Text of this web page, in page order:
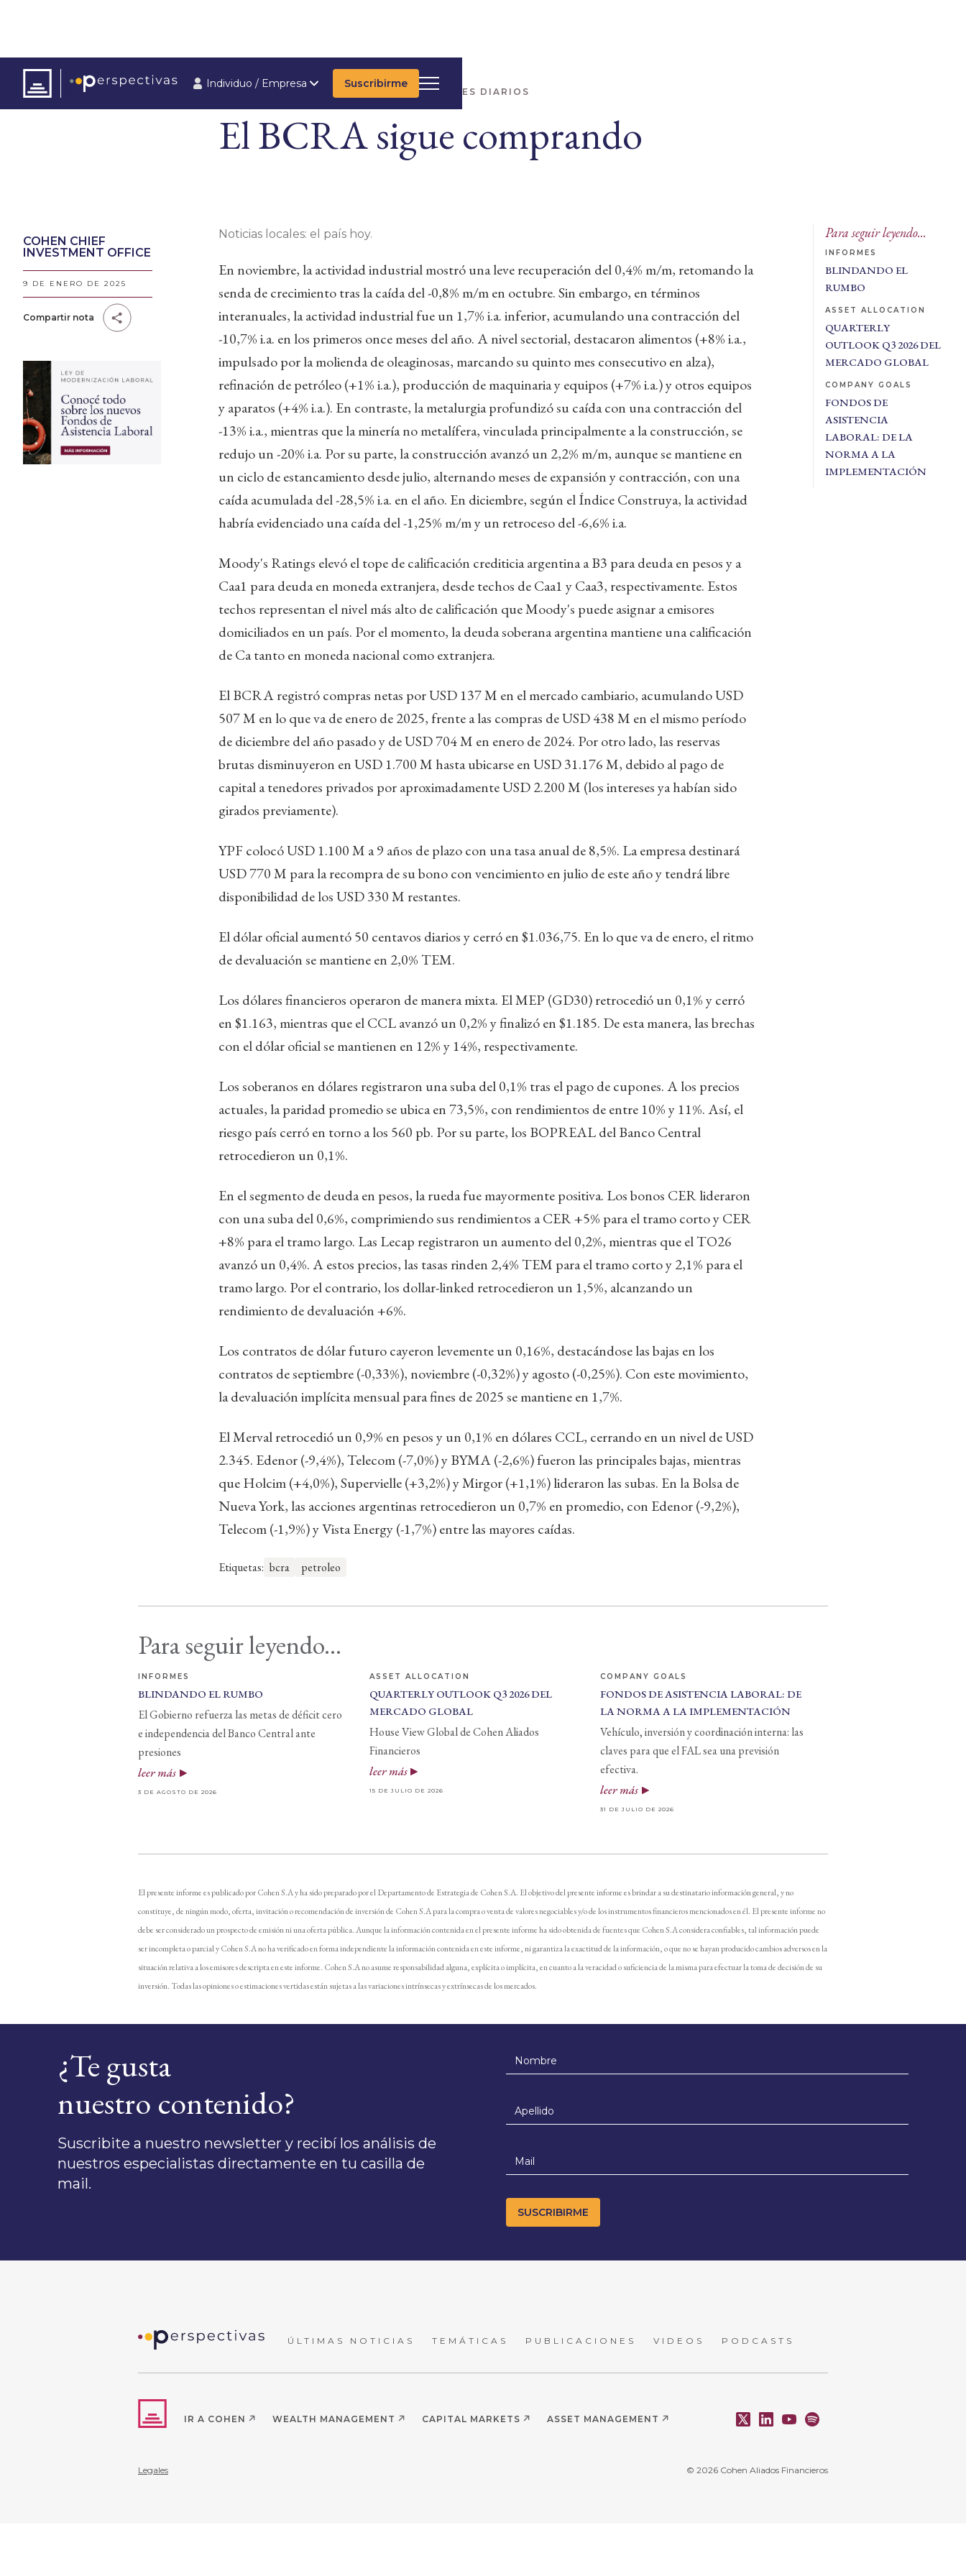
Individuo / Empresa Suscribirme
ARTÍCULOS UPDATES DIARIOS
El BCRA sigue comprando
COHEN CHIEF
INVESTMENT OFFICE
9 DE ENERO DE 2025
Compartir nota
Noticias locales: el país hoy.
En noviembre, la actividad industrial mostró una leve recuperación del 0,4% m/m, retomando la
senda de crecimiento tras la caída del -0,8% m/m en octubre. Sin embargo, en términos
interanuales, la actividad industrial fue un 1,7% i.a. inferior, acumulando una contracción del
-10,7% i.a. en los primeros once meses del año. A nivel sectorial, destacaron alimentos (+8% i.a.,
impulsado por la molienda de oleaginosas, marcando su quinto mes consecutivo en alza),
refinación de petróleo (+1% i.a.), producción de maquinaria y equipos (+7% i.a.) y otros equipos
y aparatos (+4% i.a.). En contraste, la metalurgia profundizó su caída con una contracción del
-13% i.a., mientras que la minería no metalífera, vinculada principalmente a la construcción, se
redujo un -20% i.a. Por su parte, la construcción avanzó un 2,2% m/m, aunque se mantiene en
un ciclo de estancamiento desde julio, alternando meses de expansión y contracción, con una
caída acumulada del -28,5% i.a. en el año. En diciembre, según el Índice Construya, la actividad
habría evidenciado una caída del -1,25% m/m y un retroceso del -6,6% i.a.
Moody's Ratings elevó el tope de calificación crediticia argentina a B3 para deuda en pesos y a
Caa1 para deuda en moneda extranjera, desde techos de Caa1 y Caa3, respectivamente. Estos
techos representan el nivel más alto de calificación que Moody's puede asignar a emisores
domiciliados en un país. Por el momento, la deuda soberana argentina mantiene una calificación
de Ca tanto en moneda nacional como extranjera.
El BCRA registró compras netas por USD 137 M en el mercado cambiario, acumulando USD
507 M en lo que va de enero de 2025, frente a las compras de USD 438 M en el mismo período
de diciembre del año pasado y de USD 704 M en enero de 2024. Por otro lado, las reservas
brutas disminuyeron en USD 1.700 M hasta ubicarse en USD 31.176 M, debido al pago de
capital a tenedores privados por aproximadamente USD 2.200 M (los intereses ya habían sido
girados previamente).
YPF colocó USD 1.100 M a 9 años de plazo con una tasa anual de 8,5%. La empresa destinará
USD 770 M para la recompra de su bono con vencimiento en julio de este año y tendrá libre
disponibilidad de los USD 330 M restantes.
El dólar oficial aumentó 50 centavos diarios y cerró en $1.036,75. En lo que va de enero, el ritmo
de devaluación se mantiene en 2,0% TEM.
Los dólares financieros operaron de manera mixta. El MEP (GD30) retrocedió un 0,1% y cerró
en $1.163, mientras que el CCL avanzó un 0,2% y finalizó en $1.185. De esta manera, las brechas
con el dólar oficial se mantienen en 12% y 14%, respectivamente.
Los soberanos en dólares registraron una suba del 0,1% tras el pago de cupones. A los precios
actuales, la paridad promedio se ubica en 73,5%, con rendimientos de entre 10% y 11%. Así, el
riesgo país cerró en torno a los 560 pb. Por su parte, los BOPREAL del Banco Central
retrocedieron un 0,1%.
En el segmento de deuda en pesos, la rueda fue mayormente positiva. Los bonos CER lideraron
con una suba del 0,6%, comprimiendo sus rendimientos a CER +5% para el tramo corto y CER
+8% para el tramo largo. Las Lecap registraron un aumento del 0,2%, mientras que el TO26
avanzó un 0,4%. A estos precios, las tasas rinden 2,4% TEM para el tramo corto y 2,1% para el
tramo largo. Por el contrario, los dollar-linked retrocedieron un 1,5%, alcanzando un
rendimiento de devaluación +6%.
Los contratos de dólar futuro cayeron levemente un 0,16%, destacándose las bajas en los
contratos de septiembre (-0,33%), noviembre (-0,32%) y agosto (-0,25%). Con este movimiento,
la devaluación implícita mensual para fines de 2025 se mantiene en 1,7%.
El Merval retrocedió un 0,9% en pesos y un 0,1% en dólares CCL, cerrando en un nivel de USD
2.345. Edenor (-9,4%), Telecom (-7,0%) y BYMA (-2,6%) fueron las principales bajas, mientras
que Holcim (+4,0%), Supervielle (+3,2%) y Mirgor (+1,1%) lideraron las subas. En la Bolsa de
Nueva York, las acciones argentinas retrocedieron un 0,7% en promedio, con Edenor (-9,2%),
Telecom (-1,9%) y Vista Energy (-1,7%) entre las mayores caídas.
Etiquetas: bcra petroleo
Para seguir leyendo...
INFORMES
BLINDANDO EL
RUMBO
ASSET ALLOCATION
QUARTERLY
OUTLOOK Q3 2026 DEL
MERCADO GLOBAL
COMPANY GOALS
FONDOS DE
ASISTENCIA
LABORAL: DE LA
NORMA A LA
IMPLEMENTACIÓN
Para seguir leyendo...
INFORMES
BLINDANDO EL RUMBO
El Gobierno refuerza las metas de déficit cero
e independencia del Banco Central ante
presiones
leer más
3 DE AGOSTO DE 2026
ASSET ALLOCATION
QUARTERLY OUTLOOK Q3 2026 DEL
MERCADO GLOBAL
House View Global de Cohen Aliados
Financieros
leer más
15 DE JULIO DE 2026
COMPANY GOALS
FONDOS DE ASISTENCIA LABORAL: DE
LA NORMA A LA IMPLEMENTACIÓN
Vehículo, inversión y coordinación interna: las
claves para que el FAL sea una previsión
efectiva.
leer más
31 DE JULIO DE 2026
El presente informe es publicado por Cohen S.A y ha sido preparado por el Departamento de Estrategia de Cohen S.A. El objetivo del presente informe es brindar a su destinatario información general, y no
constituye, de ningún modo, oferta, invitación o recomendación de inversión de Cohen S.A para la compra o venta de valores negociables y/o de los instrumentos financieros mencionados en él. El presente informe no
debe ser considerado un prospecto de emisión ni una oferta pública. Aunque la información contenida en el presente informe ha sido obtenida de fuentes que Cohen S.A considera confiables, tal información puede
ser incompleta o parcial y Cohen S.A no ha verificado en forma independiente la información contenida en este informe, ni garantiza la exactitud de la información, o que no se hayan producido cambios adversos en la
situación relativa a los emisores descripta en este informe. Cohen S.A no asume responsabilidad alguna, explícita o implícita, en cuanto a la veracidad o suficiencia de la misma para efectuar la toma de decisión de su
inversión. Todas las opiniones o estimaciones vertidas están sujetas a las variaciones intrínsecas y extrínsecas de los mercados.
¿Te gusta
nuestro contenido?
Suscribite a nuestro newsletter y recibí los análisis de
nuestros especialistas directamente en tu casilla de
mail.
ÚLTIMAS NOTICIAS TEMÁTICAS PUBLICACIONES VIDEOS PODCASTS
IR A COHEN WEALTH MANAGEMENT CAPITAL MARKETS ASSET MANAGEMENT
Legales © 2026 Cohen Aliados Financieros